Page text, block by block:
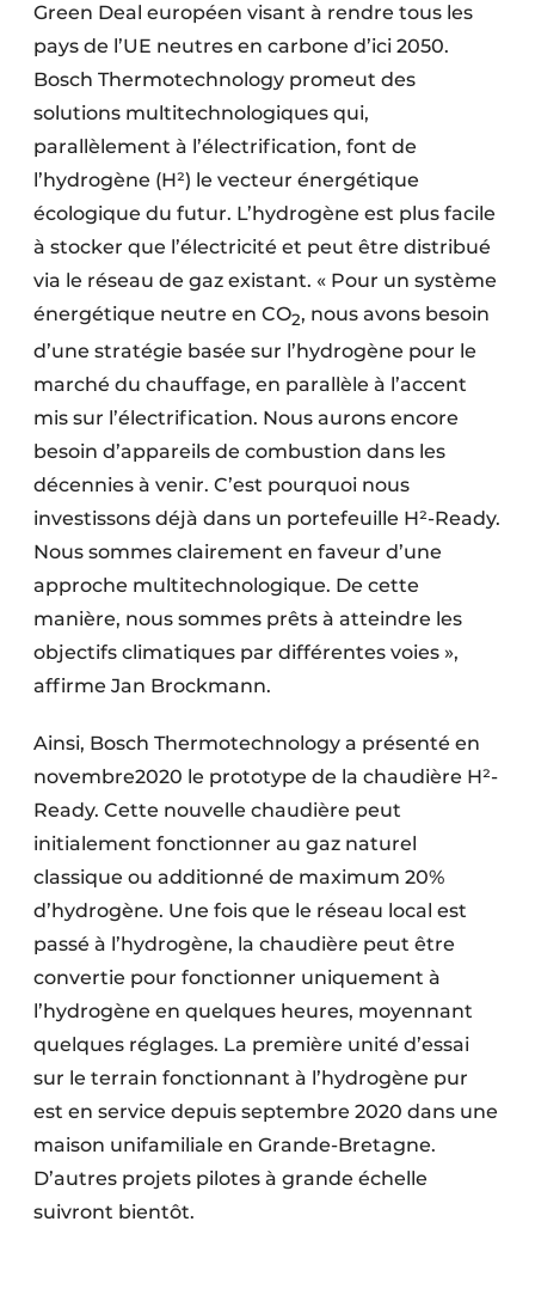
Green Deal européen visant à rendre tous les
pays de l’UE neutres en carbone d’ici 2050.
Bosch Thermotechnology promeut des
solutions multitechnologiques qui,
parallèlement à l’électrification, font de
l’hydrogène (H²) le vecteur énergétique
écologique du futur. L’hydrogène est plus facile
à stocker que l’électricité et peut être distribué
via le réseau de gaz existant. « Pour un système
énergétique neutre en CO2, nous avons besoin
d’une stratégie basée sur l’hydrogène pour le
marché du chauffage, en parallèle à l’accent
mis sur l’électrification. Nous aurons encore
besoin d’appareils de combustion dans les
décennies à venir. C’est pourquoi nous
investissons déjà dans un portefeuille H²-Ready.
Nous sommes clairement en faveur d’une
approche multitechnologique. De cette
manière, nous sommes prêts à atteindre les
objectifs climatiques par différentes voies »,
affirme Jan Brockmann.
Ainsi, Bosch Thermotechnology a présenté en
novembre2020 le prototype de la chaudière H²-
Ready. Cette nouvelle chaudière peut
initialement fonctionner au gaz naturel
classique ou additionné de maximum 20%
d’hydrogène. Une fois que le réseau local est
passé à l’hydrogène, la chaudière peut être
convertie pour fonctionner uniquement à
l’hydrogène en quelques heures, moyennant
quelques réglages. La première unité d’essai
sur le terrain fonctionnant à l’hydrogène pur
est en service depuis septembre 2020 dans une
maison unifamiliale en Grande-Bretagne.
D’autres projets pilotes à grande échelle
suivront bientôt.